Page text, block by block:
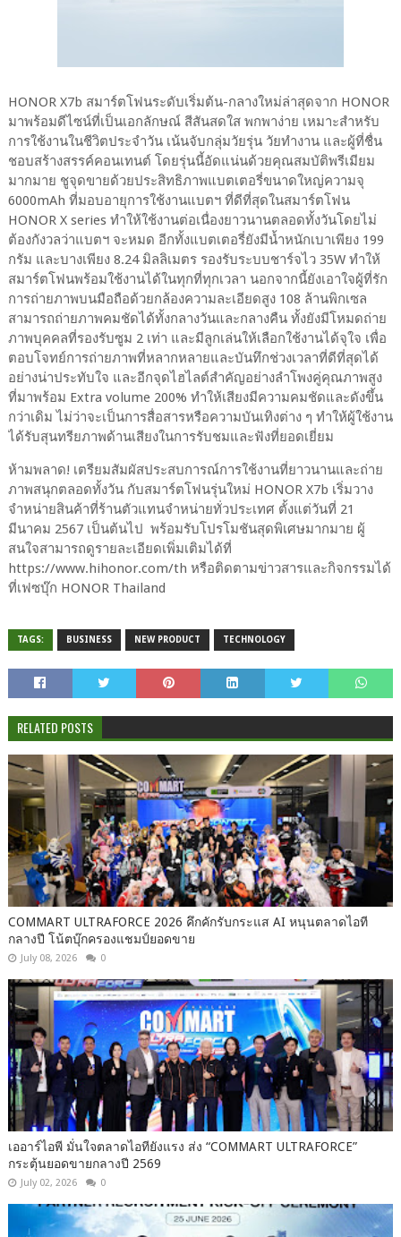
HONOR X7b สมาร์ตโฟนระดับเริ่มต้น-กลางใหม่ล่าสุดจาก HONOR
มาพร้อมดีไซน์ที่เป็นเอกลักษณ์ สีสันสดใส พกพาง่าย เหมาะสำหรับ
การใช้งานในชีวิตประจำวัน เน้นจับกลุ่มวัยรุ่น วัยทำงาน และผู้ที่ชื่น
ชอบสร้างสรรค์คอนเทนต์ โดยรุ่นนี้อัดแน่นด้วยคุณสมบัติพรีเมียม
มากมาย ชูจุดขายด้วยประสิทธิภาพแบตเตอรี่ขนาดใหญ่ความจุ
6000mAh ที่มอบอายุการใช้งานแบตฯ ที่ดีที่สุดในสมาร์ตโฟน
HONOR X series ทำให้ใช้งานต่อเนื่องยาวนานตลอดทั้งวันโดยไม่
ต้องกังวลว่าแบตฯ จะหมด อีกทั้งแบตเตอรี่ยังมีน้ำหนักเบาเพียง 199
กรัม และบางเพียง 8.24 มิลลิเมตร รองรับระบบชาร์จไว 35W ทำให้
สมาร์ตโฟนพร้อมใช้งานได้ในทุกที่ทุกเวลา นอกจากนี้ยังเอาใจผู้ที่รัก
การถ่ายภาพบนมือถือด้วยกล้องความละเอียดสูง 108 ล้านพิกเซล
สามารถถ่ายภาพคมชัดได้ทั้งกลางวันและกลางคืน ทั้งยังมีโหมดถ่าย
ภาพบุคคลที่รองรับซูม 2 เท่า และมีลูกเล่นให้เลือกใช้งานได้จุใจ เพื่อ
ตอบโจทย์การถ่ายภาพที่หลากหลายและบันทึกช่วงเวลาที่ดีที่สุดได้
อย่างน่าประทับใจ และอีกจุดไฮไลต์สำคัญอย่างลำโพงคู่คุณภาพสูง
ที่มาพร้อม Extra volume 200% ทำให้เสียงมีความคมชัดและดังขึ้น
กว่าเดิม ไม่ว่าจะเป็นการสื่อสารหรือความบันเทิงต่าง ๆ ทำให้ผู้ใช้งาน
ได้รับสุนทรียภาพด้านเสียงในการรับชมและฟังที่ยอดเยี่ยม
ห้ามพลาด! เตรียมสัมผัสประสบการณ์การใช้งานที่ยาวนานและถ่าย
ภาพสนุกตลอดทั้งวัน กับสมาร์ตโฟนรุ่นใหม่ HONOR X7b เริ่มวาง
จำหน่ายสินค้าที่ร้านตัวแทนจำหน่ายทั่วประเทศ ตั้งแต่วันที่ 21
มีนาคม 2567 เป็นต้นไป พร้อมรับโปรโมชันสุดพิเศษมากมาย ผู้
สนใจสามารถดูรายละเอียดเพิ่มเติมได้ที่
https://www.hihonor.com/th หรือติดตามข่าวสารและกิจกรรมได้
ที่เฟซบุ๊ก HONOR Thailand
TAGS: BUSINESS NEW PRODUCT TECHNOLOGY
RELATED POSTS
COMMART ULTRAFORCE 2026 คึกคักรับกระแส AI หนุนตลาดไอที
กลางปี โน้ตบุ๊กครองแชมป์ยอดขาย
July 08, 2026 0
เออาร์ไอพี มั่นใจตลาดไอทียังแรง ส่ง “COMMART ULTRAFORCE”
กระตุ้นยอดขายกลางปี 2569
July 02, 2026 0